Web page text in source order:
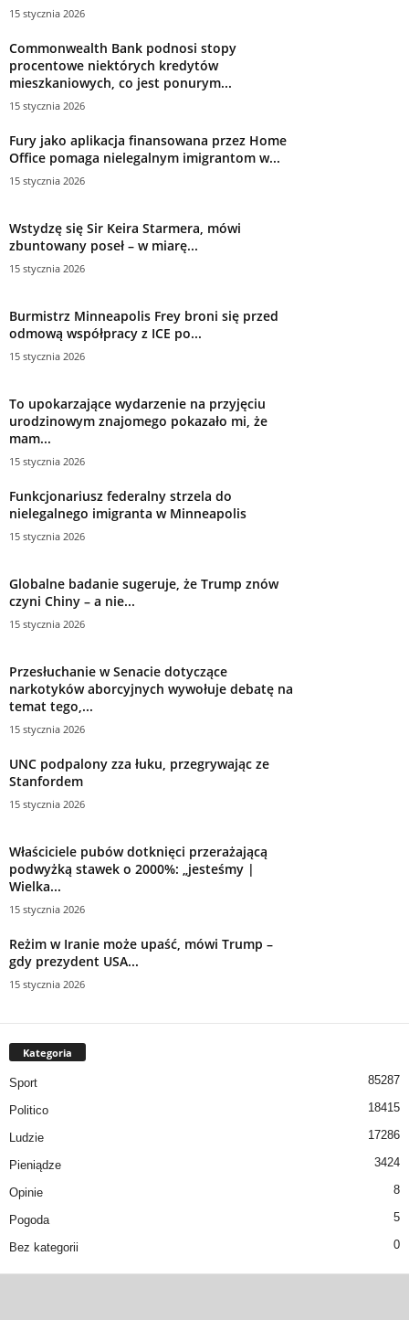
15 stycznia 2026
Commonwealth Bank podnosi stopy
procentowe niektórych kredytów
mieszkaniowych, co jest ponurym...
15 stycznia 2026
Fury jako aplikacja finansowana przez Home
Office pomaga nielegalnym imigrantom w...
15 stycznia 2026
Wstydzę się Sir Keira Starmera, mówi
zbuntowany poseł – w miarę...
15 stycznia 2026
Burmistrz Minneapolis Frey broni się przed
odmową współpracy z ICE po...
15 stycznia 2026
To upokarzające wydarzenie na przyjęciu
urodzinowym znajomego pokazało mi, że
mam...
15 stycznia 2026
Funkcjonariusz federalny strzela do
nielegalnego imigranta w Minneapolis
15 stycznia 2026
Globalne badanie sugeruje, że Trump znów
czyni Chiny – a nie...
15 stycznia 2026
Przesłuchanie w Senacie dotyczące
narkotyków aborcyjnych wywołuje debatę na
temat tego,...
15 stycznia 2026
UNC podpalony zza łuku, przegrywając ze
Stanfordem
15 stycznia 2026
Właściciele pubów dotknięci przerażającą
podwyżką stawek o 2000%: „jesteśmy |
Wielka...
15 stycznia 2026
Reżim w Iranie może upaść, mówi Trump –
gdy prezydent USA...
15 stycznia 2026
Kategoria
Sport 85287
Politico 18415
Ludzie 17286
Pieniądze 3424
Opinie 8
Pogoda 5
Bez kategorii 0